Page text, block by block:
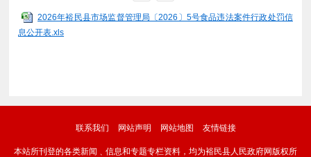
2026年裕民县市场监督管理局〔2026〕5号食品违法案件行政处罚信
息公开表.xls
联系我们 网站声明 网站地图 友情链接
本站所刊登的各类新闻﹑信息和专题专栏资料，均为裕民县人民政府网版权所